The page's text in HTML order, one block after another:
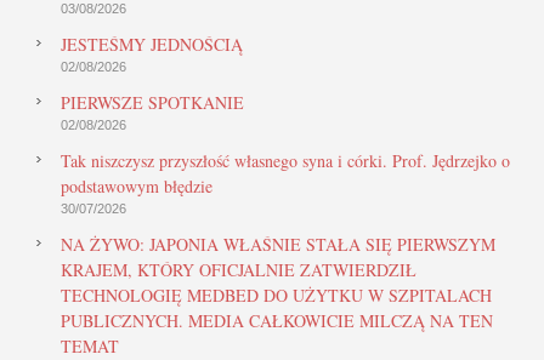
03/08/2026
JESTEŚMY JEDNOŚCIĄ
02/08/2026
PIERWSZE SPOTKANIE
02/08/2026
Tak niszczysz przyszłość własnego syna i córki. Prof. Jędrzejko o
podstawowym błędzie
30/07/2026
NA ŻYWO: JAPONIA WŁAŚNIE STAŁA SIĘ PIERWSZYM
KRAJEM, KTÓRY OFICJALNIE ZATWIERDZIŁ
TECHNOLOGIĘ MEDBED DO UŻYTKU W SZPITALACH
PUBLICZNYCH. MEDIA CAŁKOWICIE MILCZĄ NA TEN
TEMAT